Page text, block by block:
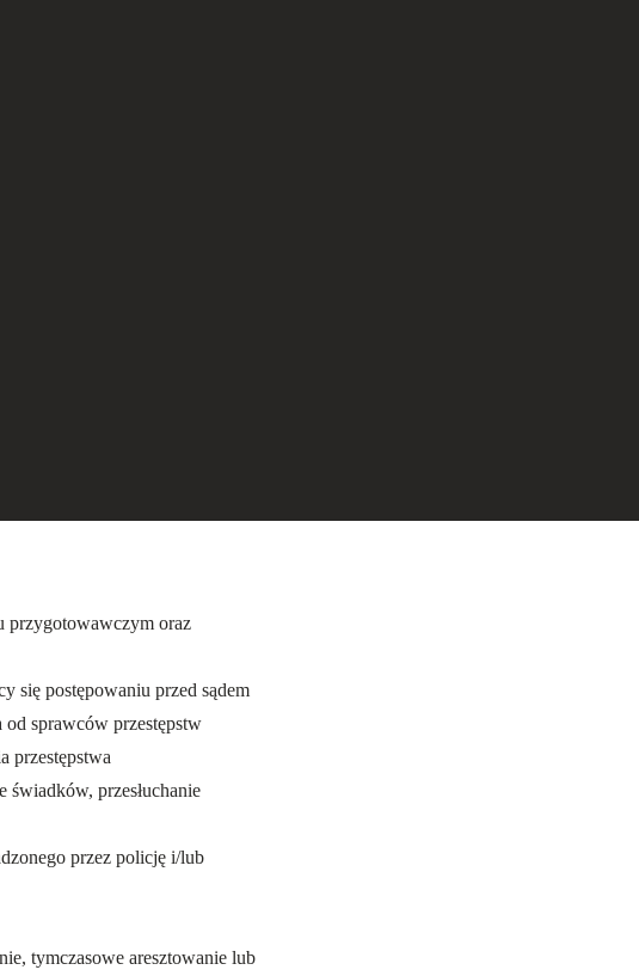
przygotowawczym oraz
się postępowaniu przed sądem
sprawców przestępstw
przestępstwa
świadków, przesłuchanie
przez policję i/lub
tymczasowe aresztowanie lub